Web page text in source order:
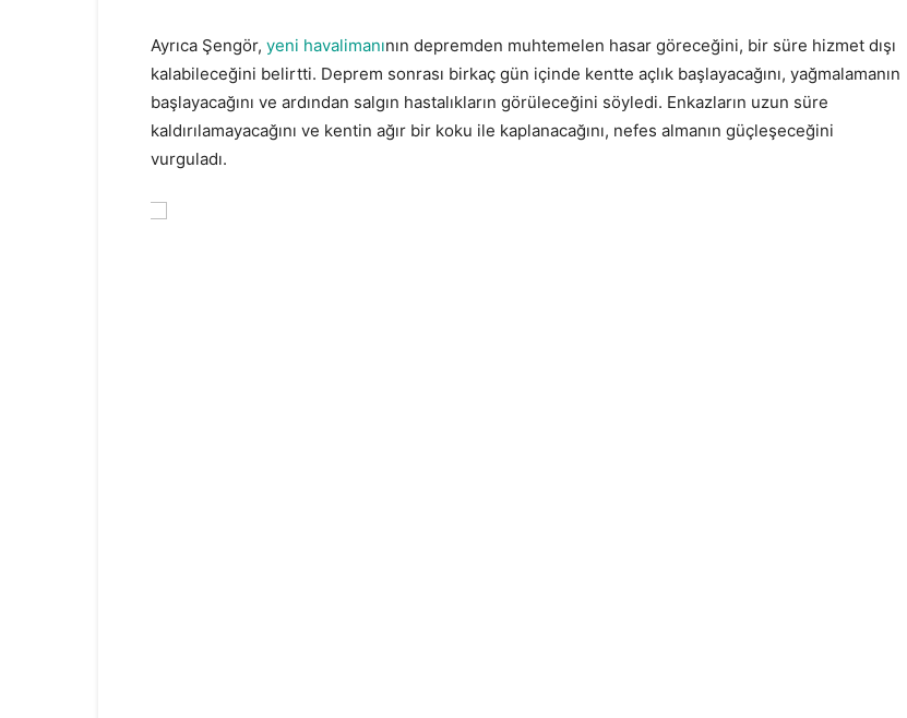
Ayrıca Şengör, yeni havalimanının depremden muhtemelen hasar göreceğini, bir süre hizmet dışı
kalabileceğini belirtti. Deprem sonrası birkaç gün içinde kentte açlık başlayacağını, yağmalamanın
başlayacağını ve ardından salgın hastalıkların görüleceğini söyledi. Enkazların uzun süre
kaldırılamayacağını ve kentin ağır bir koku ile kaplanacağını, nefes almanın güçleşeceğini
vurguladı.